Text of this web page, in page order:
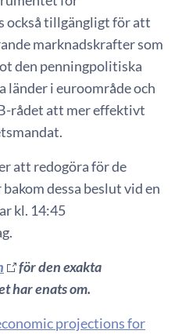
också tillgängligt för att
marknadskrafter som
den penningpolitiska
länder i euroområde och
rådet att mer effektivt
att redogöra för de
dessa beslut vid en
kl. 14:45
för den exakta
har enats om.
projections for